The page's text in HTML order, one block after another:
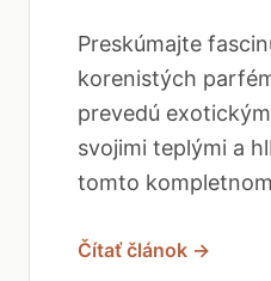
Preskúmajte
korenistých
prevedú
svojimi teplými a
tomto
Čítať článok →